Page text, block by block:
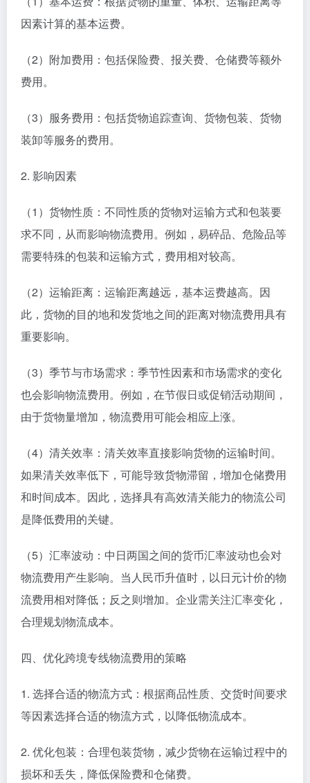
因素计算的基本运费。
（2）附加费用：包括保险费、报关费、仓储费等额外
费用。
（3）服务费用：包括货物追踪查询、货物包装、货物
装卸等服务的费用。
2. 影响因素
（1）货物性质：不同性质的货物对运输方式和包装要
求不同，从而影响物流费用。例如，易碎品、危险品等
需要特殊的包装和运输方式，费用相对较高。
（2）运输距离：运输距离越远，基本运费越高。因
此，货物的目的地和发货地之间的距离对物流费用具有
重要影响。
（3）季节与市场需求：季节性因素和市场需求的变化
也会影响物流费用。例如，在节假日或促销活动期间，
由于货物量增加，物流费用可能会相应上涨。
（4）清关效率：清关效率直接影响货物的运输时间。
如果清关效率低下，可能导致货物滞留，增加仓储费用
和时间成本。因此，选择具有高效清关能力的物流公司
是降低费用的关键。
（5）汇率波动：中日两国之间的货币汇率波动也会对
物流费用产生影响。当人民币升值时，以日元计价的物
流费用相对降低；反之则增加。企业需关注汇率变化，
合理规划物流成本。
四、优化跨境专线物流费用的策略
1. 选择合适的物流方式：根据商品性质、交货时间要求
等因素选择合适的物流方式，以降低物流成本。
2. 优化包装：合理包装货物，减少货物在运输过程中的
损坏和丢失，降低保险费和仓储费。